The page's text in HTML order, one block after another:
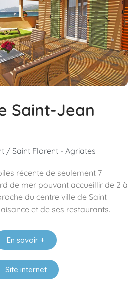
Saint-Jean
/ Saint Florent - Agriates
récente de seulement 7
de mer pouvant accueillir de 2 à
du centre ville de Saint
et de ses restaurants.
En savoir +
Site internet